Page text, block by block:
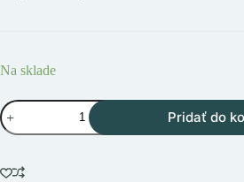
Na sklade
množstvo
TenoSight
L-
laser
Pridať do